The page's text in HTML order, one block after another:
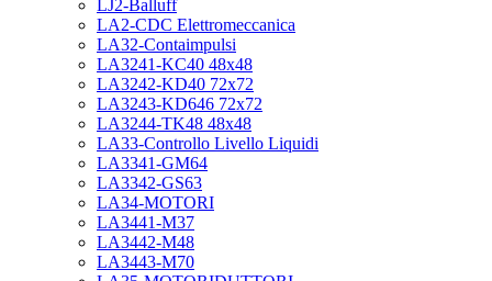
LJ2-Balluff
LA2-CDC Elettromeccanica
LA32-Contaimpulsi
LA3241-KC40 48x48
LA3242-KD40 72x72
LA3243-KD646 72x72
LA3244-TK48 48x48
LA33-Controllo Livello Liquidi
LA3341-GM64
LA3342-GS63
LA34-MOTORI
LA3441-M37
LA3442-M48
LA3443-M70